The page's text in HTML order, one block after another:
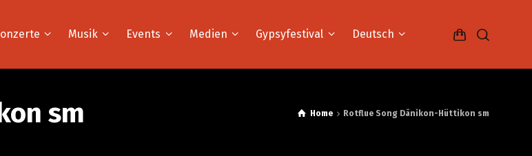
Musik Events Medien Gypsyfestival Deutsch
sm Home Rotflue Song Dänikon-Hüttikon sm